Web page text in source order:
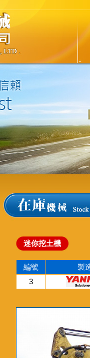
迷你挖土機
編號
製
3